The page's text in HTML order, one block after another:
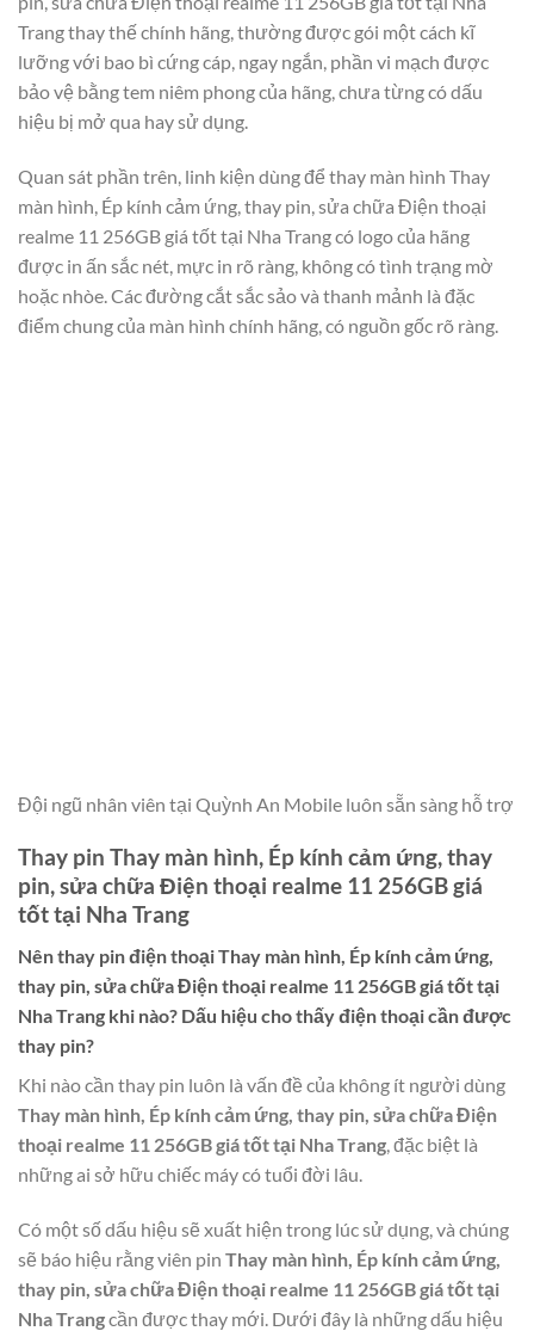
Trang thay thế chính hãng, thường được gói một cách kĩ
lưỡng với bao bì cứng cáp, ngay ngắn, phần vi mạch được
bảo vệ bằng tem niêm phong của hãng, chưa từng có dấu
hiệu bị mở qua hay sử dụng.
Quan sát phần trên, linh kiện dùng để thay màn hình Thay
màn hình, Ép kính cảm ứng, thay pin, sửa chữa Điện thoại
realme 11 256GB giá tốt tại Nha Trang có logo của hãng
được in ấn sắc nét, mực in rõ ràng, không có tình trạng mờ
hoặc nhòe. Các đường cắt sắc sảo và thanh mảnh là đặc
điểm chung của màn hình chính hãng, có nguồn gốc rõ ràng.
Đội ngũ nhân viên tại Quỳnh An Mobile luôn sẵn sàng hỗ trợ
Thay pin Thay màn hình, Ép kính cảm ứng, thay
pin, sửa chữa Điện thoại realme 11 256GB giá
tốt tại Nha Trang
Nên thay pin điện thoạiThay màn hình, Ép kính cảm ứng,
thay pin, sửa chữa Điện thoại realme 11 256GB giá tốt tại
Nha Trang khi nào? Dấu hiệu cho thấy điện thoại cần được
thay pin?
Khi nào cần thay pin luôn là vấn đề của không ít người dùng
Thay màn hình, Ép kính cảm ứng, thay pin, sửa chữa Điện
thoại realme 11 256GB giá tốt tại Nha Trang, đặc biệt là
những ai sở hữu chiếc máy có tuổi đời lâu.
Có một số dấu hiệu sẽ xuất hiện trong lúc sử dụng, và chúng
sẽ báo hiệu rằng viên pin Thay màn hình, Ép kính cảm ứng,
thay pin, sửa chữa Điện thoại realme 11 256GB giá tốt tại
Nha Trangcần được thay mới. Dưới đây là những dấu hiệu